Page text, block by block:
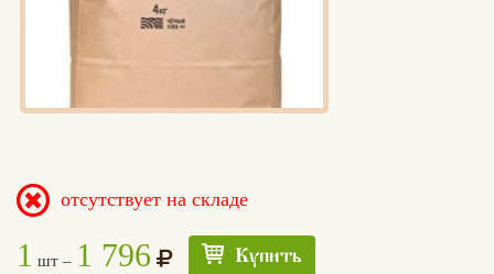
отсутствует на складе
1 шт – 1 796 Купить